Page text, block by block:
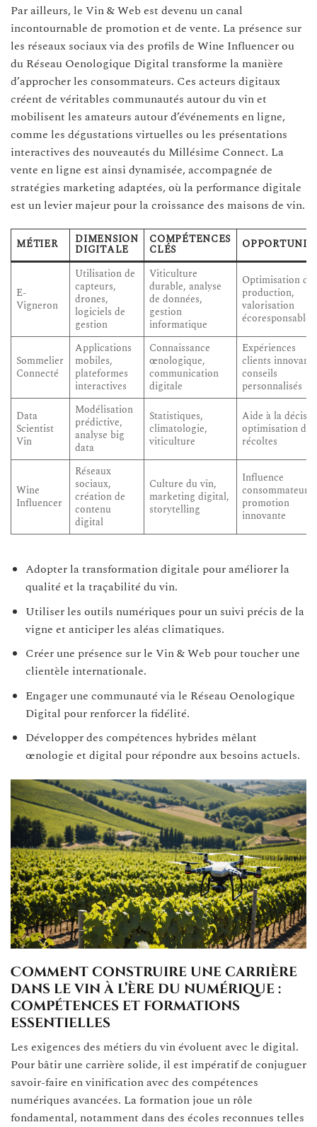
Par ailleurs, le Vin & Web est devenu un canal
incontournable de promotion et de vente. La présence sur
les réseaux sociaux via des profils de Wine Influencer ou
du Réseau Oenologique Digital transforme la manière
d’approcher les consommateurs. Ces acteurs digitaux
créent de véritables communautés autour du vin et
mobilisent les amateurs autour d’événements en ligne,
comme les dégustations virtuelles ou les présentations
interactives des nouveautés du Millésime Connect. La
vente en ligne est ainsi dynamisée, accompagnée de
stratégies marketing adaptées, où la performance digitale
est un levier majeur pour la croissance des maisons de vin.
MÉTIER DIMENSION
DIGITALE
COMPÉTENCES
CLÉS
E-
Vigneron
Utilisation de
capteurs,
drones,
logiciels de
gestion
Viticulture
durable, analyse
de données,
gestion
informatique
Optimisation de
production,
valorisation
écoresponsable
Sommelier
Connecté
Applications
mobiles,
plateformes
interactives
Connaissance
œnologique,
communication
digitale
Expériences
clients
conseils
personnalisés
Data
Scientist
Vin
Modélisation
prédictive,
analyse big
data
Statistiques,
climatologie,
viticulture
Aide à la
optimisation des
récoltes
Wine
Influencer
Réseaux
sociaux,
création de
contenu
digital
Culture du vin,
marketing digital,
storytelling
Influence
consommateurs,
promotion
innovante
Adopter la transformation digitale pour améliorer la
qualité et la traçabilité du vin.
Utiliser les outils numériques pour un suivi précis de la
vigne et anticiper les aléas climatiques.
Créer une présence sur le Vin & Web pour toucher une
clientèle internationale.
Engager une communauté via le Réseau Oenologique
Digital pour renforcer la fidélité.
Développer des compétences hybrides mêlant
œnologie et digital pour répondre aux besoins actuels.
Comment construire une carrière
dans le vin à l’ère du numérique :
compétences et formations
essentielles
Les exigences des métiers du vin évoluent avec le digital.
Pour bâtir une carrière solide, il est impératif de conjuguer
savoir-faire en vinification avec des compétences
numériques avancées. La formation joue un rôle
fondamental, notamment dans des écoles reconnues telles